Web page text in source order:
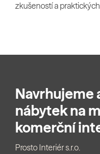
zkušeností a
Navrhujeme
nábytek na
komerční
Prosto Interiér s.r.o.